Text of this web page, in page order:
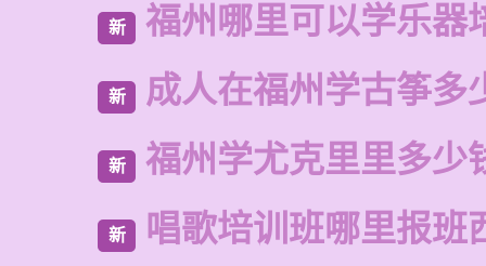
新 福州哪里可以学乐器
新 成人在福州学古筝多
新 福州学尤克里里多少
新 唱歌培训班哪里报班